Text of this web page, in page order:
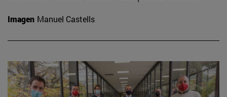
Imagen Manuel Castells